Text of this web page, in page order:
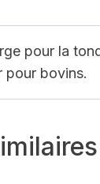
pour la
pour bovins.